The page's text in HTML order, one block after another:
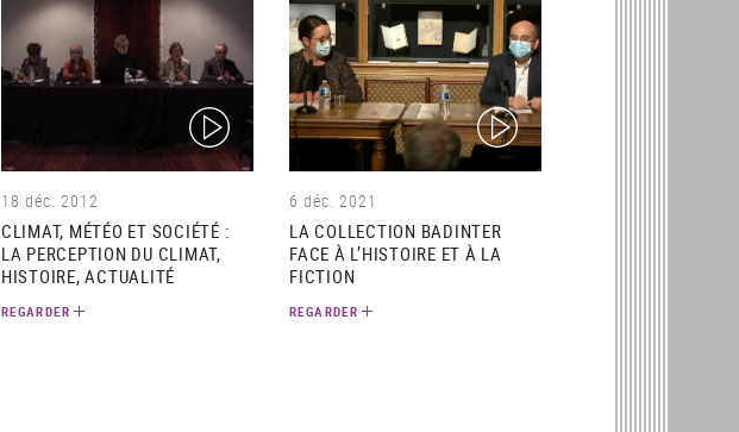
(video)
18 déc. 2012
CLIMAT, MÉTÉO ET SOCIÉTÉ :
LA PERCEPTION DU CLIMAT,
HISTOIRE, ACTUALITÉ
REGARDER
(video)
6 déc. 2021
LA COLLECTION BADINTER
FACE À L’HISTOIRE ET À LA
FICTION
REGARDER